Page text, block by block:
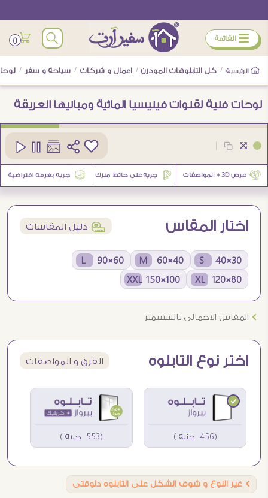
ÿ القائمة 0
الرئيسية / كل التابلوهات المودرن / اعمال و شركات / سياحة و سفر /
لوحات فنية لقنوات فينيسيا المائية ومبانيها العريقة
كودSA95974
اختار المقاس í دليل المقاسات
30×40 S
40×60 M
60×90 L
80×120 XL
100×150 XXL
Ö المقاس الاجمالى بالسنتيمتر
اختر نوع التابلوه الفرق و المواصفات
(456 جنيه ) (553 جنيه )
Ö غير النوع و شوف الشكل على التابلوه دلوقتى